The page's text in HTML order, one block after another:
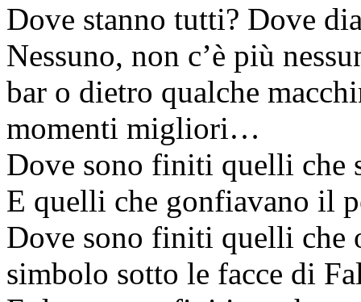
Dove stanno tutti? Dove
Nessuno, non c’è più
bar o dietro qualche
momenti migliori…
Dove sono finiti quelli che
E quelli che gonfiavano il
Dove sono finiti quelli che
simbolo sotto le facce di